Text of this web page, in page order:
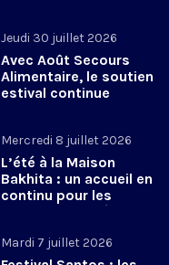
Jeudi 30 juillet 2026
Avec Août Secours
Alimentaire, le soutien
estival continue
Mercredi 8 juillet 2026
L’été à la Maison
Bakhita : un accueil en
continu pour les
personnes exilées
Mardi 7 juillet 2026